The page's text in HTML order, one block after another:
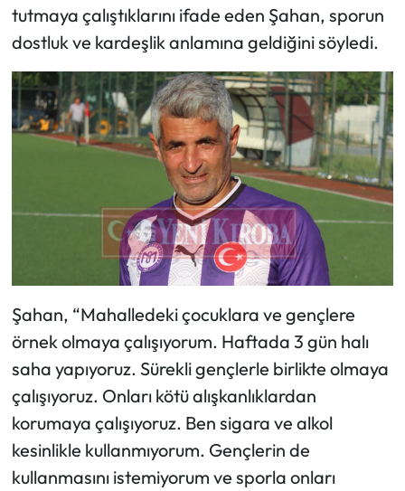
tutmaya çalıştıklarını ifade eden Şahan, sporun
dostluk ve kardeşlik anlamına geldiğini söyledi.
Şahan, “Mahalledeki çocuklara ve gençlere
örnek olmaya çalışıyorum. Haftada 3 gün halı
saha yapıyoruz. Sürekli gençlerle birlikte olmaya
çalışıyoruz. Onları kötü alışkanlıklardan
korumaya çalışıyoruz. Ben sigara ve alkol
kesinlikle kullanmıyorum. Gençlerin de
kullanmasını istemiyorum ve sporla onları